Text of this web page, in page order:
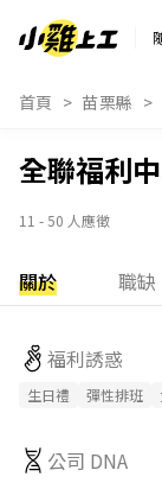
首頁 苗栗縣
全聯福利
11 - 50 人應徵
關於 職缺
福利誘惑
生日禮 彈性排班
公司 DNA